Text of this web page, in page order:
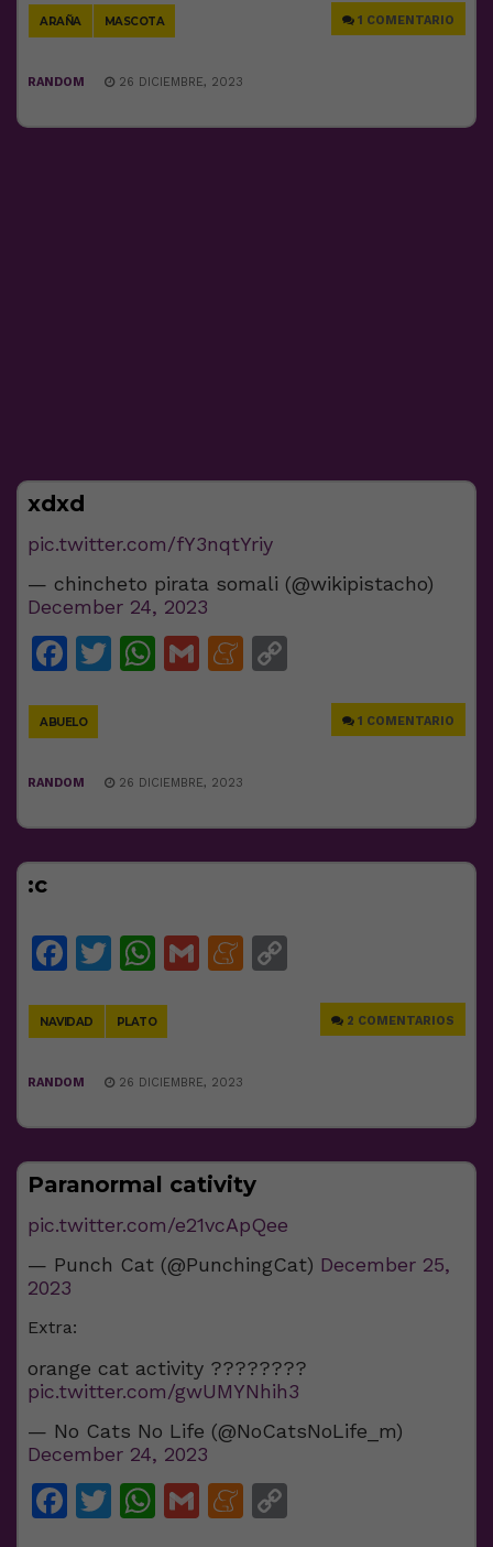
ARAÑA MASCOTA 1 COMENTARIO
RANDOM 26 DICIEMBRE, 2023
xdxd
pic.twitter.com/fY3nqtYriy
— chincheto pirata somali (@wikipistacho)
December 24, 2023
Facebook
Twitter
WhatsApp
GmailMeneame
ABUELO 1 COMENTARIO
RANDOM 26 DICIEMBRE, 2023
:c
Facebook
Twitter
WhatsApp
GmailMeneame
NAVIDAD PLATO 2 COMENTARIOS
RANDOM 26 DICIEMBRE, 2023
Paranormal cativity
pic.twitter.com/e21vcApQee
— Punch Cat (@PunchingCat) December 25,
2023
Extra:
orange cat activity ????????
pic.twitter.com/gwUMYNhih3
— No Cats No Life (@NoCatsNoLife_m)
December 24, 2023
Facebook
Twitter
WhatsApp
GmailMeneame